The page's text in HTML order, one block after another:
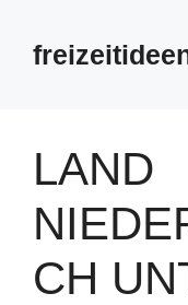
Inhalt
springen
LAND
CH